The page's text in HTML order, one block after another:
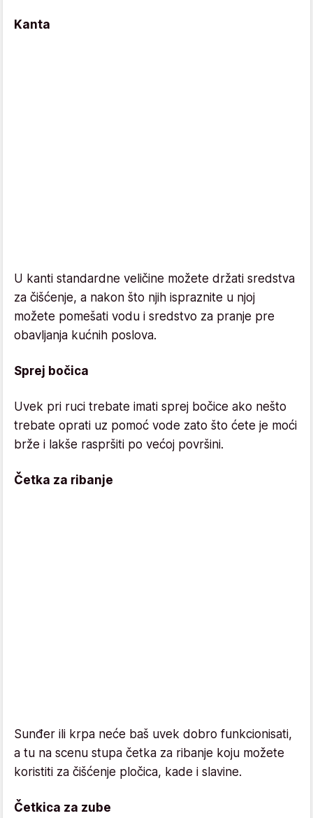
Kanta
U kanti standardne veličine možete držati sredstva
za čišćenje, a nakon što njih ispraznite u njoj
možete pomešati vodu i sredstvo za pranje pre
obavljanja kućnih poslova.
Sprej bočica
Uvek pri ruci trebate imati sprej bočice ako nešto
trebate oprati uz pomoć vode zato što ćete je moći
brže i lakše raspršiti po većoj površini.
Četka za ribanje
Sunđer ili krpa neće baš uvek dobro funkcionisati,
a tu na scenu stupa četka za ribanje koju možete
koristiti za čišćenje pločica, kade i slavine.
Četkica za zube